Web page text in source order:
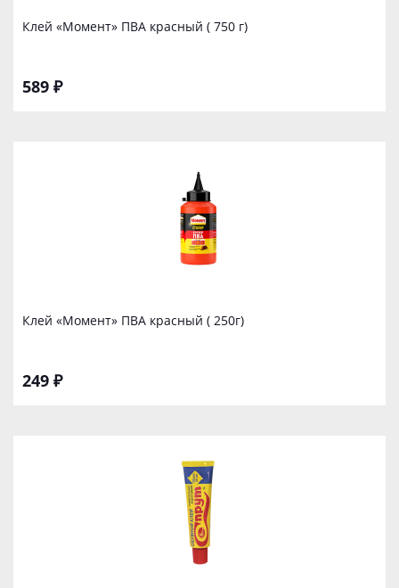
Клей «Момент» ПВА красный ( 750 г)
589 ₽
Клей «Момент» ПВА красный ( 250г)
249 ₽